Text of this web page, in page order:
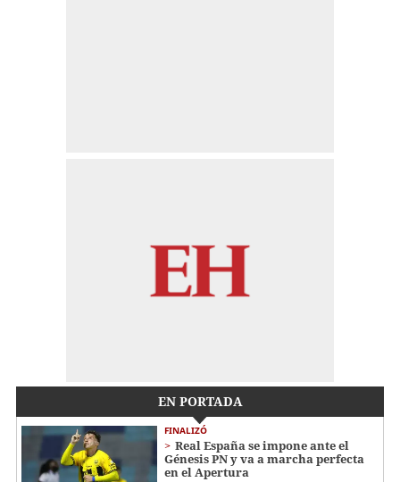
EN PORTADA
FINALIZÓ
Real España se impone ante el
Génesis PN y va a marcha perfecta
en el Apertura